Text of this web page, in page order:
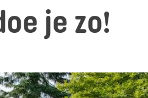
je zo!